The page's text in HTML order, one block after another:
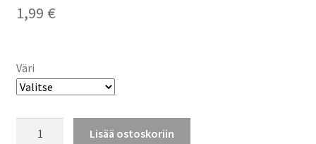
1,99 €
Väri
Lisää ostoskoriin